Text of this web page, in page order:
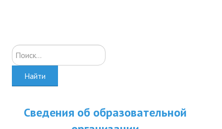
Искать...
Найти
Сведения об образовательной